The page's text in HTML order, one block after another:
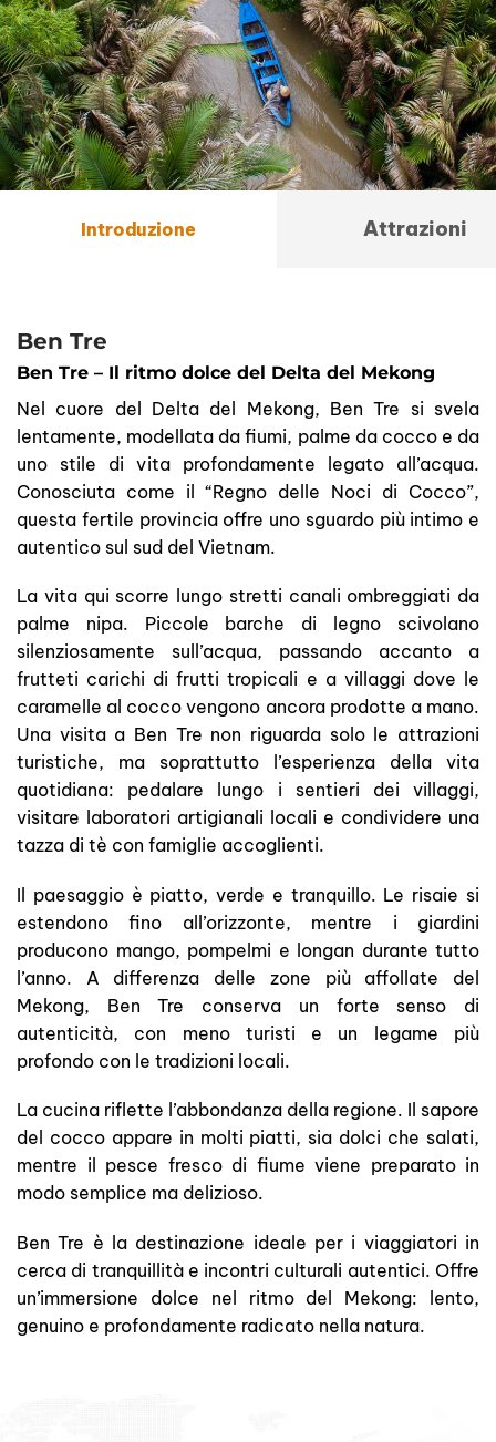
Introduzione Attrazioni
Ben Tre
Ben Tre – Il ritmo dolce del Delta del Mekong
Nel cuore del Delta del Mekong, Ben Tre si svela
lentamente, modellata da fiumi, palme da cocco e da
uno stile di vita profondamente legato all’acqua.
Conosciuta come il “Regno delle Noci di Cocco”,
questa fertile provincia offre uno sguardo più intimo e
autentico sul sud del Vietnam.
La vita qui scorre lungo stretti canali ombreggiati da
palme nipa. Piccole barche di legno scivolano
silenziosamente sull’acqua, passando accanto a
frutteti carichi di frutti tropicali e a villaggi dove le
caramelle al cocco vengono ancora prodotte a mano.
Una visita a Ben Tre non riguarda solo le attrazioni
turistiche, ma soprattutto l’esperienza della vita
quotidiana: pedalare lungo i sentieri dei villaggi,
visitare laboratori artigianali locali e condividere una
tazza di tè con famiglie accoglienti.
Il paesaggio è piatto, verde e tranquillo. Le risaie si
estendono fino all’orizzonte, mentre i giardini
producono mango, pompelmi e longan durante tutto
l’anno. A differenza delle zone più affollate del
Mekong, Ben Tre conserva un forte senso di
autenticità, con meno turisti e un legame più
profondo con le tradizioni locali.
La cucina riflette l’abbondanza della regione. Il sapore
del cocco appare in molti piatti, sia dolci che salati,
mentre il pesce fresco di fiume viene preparato in
modo semplice ma delizioso.
Ben Tre è la destinazione ideale per i viaggiatori in
cerca di tranquillità e incontri culturali autentici. Offre
un’immersione dolce nel ritmo del Mekong: lento,
genuino e profondamente radicato nella natura.